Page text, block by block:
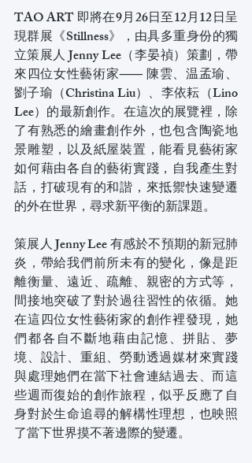
TAO ART 即將在9月26日至12月12日呈
現群展《Stillness》，由具多重身份的獨
立策展人 Jenny Lee（李晏禎）策劃，帶
來四位女性藝術家⸺ 陳雲、温孟瑜、
劉子瑜（Christina Liu）、李依耘（Lino
Lee）的最新創作。在這次的展覽裡，除
了有熟悉的繪畫創作外，也包含陶瓷地
景雕塑，以及紙屋裝置，能看見藝術家
如何藉由各自的藝術實踐，自我產生對
話，打破現有的和諧，來抵禦快速變遷
的外在世界，尋求新平衡的新課題。
策展人 Jenny Lee 有感於不預期的新冠肺
炎，帶給我們前所未有的變化，像是距
離衡量、遠近、疏離、親密的方式等，
間接地突破了對於過往習性的依循。她
在這四位女性藝術家的創作裡發現，她
們都各自不斷地藉由記憶、拼貼、夢
境、設計、重組、勞動透過媒材來實踐
與處理她們在當下社會連結過去、而這
些週而復始的創作旅程，似乎反應了自
身對於生命追尋的解構性理想，也映照
了當下世界摸不著邊際的變遷。